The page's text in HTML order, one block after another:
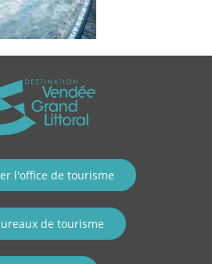
l'office de tourisme
de tourisme